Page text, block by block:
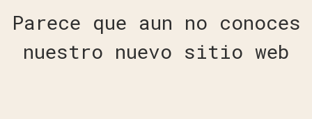
Parece que aun no conoces
nuestro nuevo sitio web